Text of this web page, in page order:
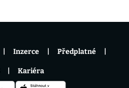
Inzerce Předplatné
Kariéra